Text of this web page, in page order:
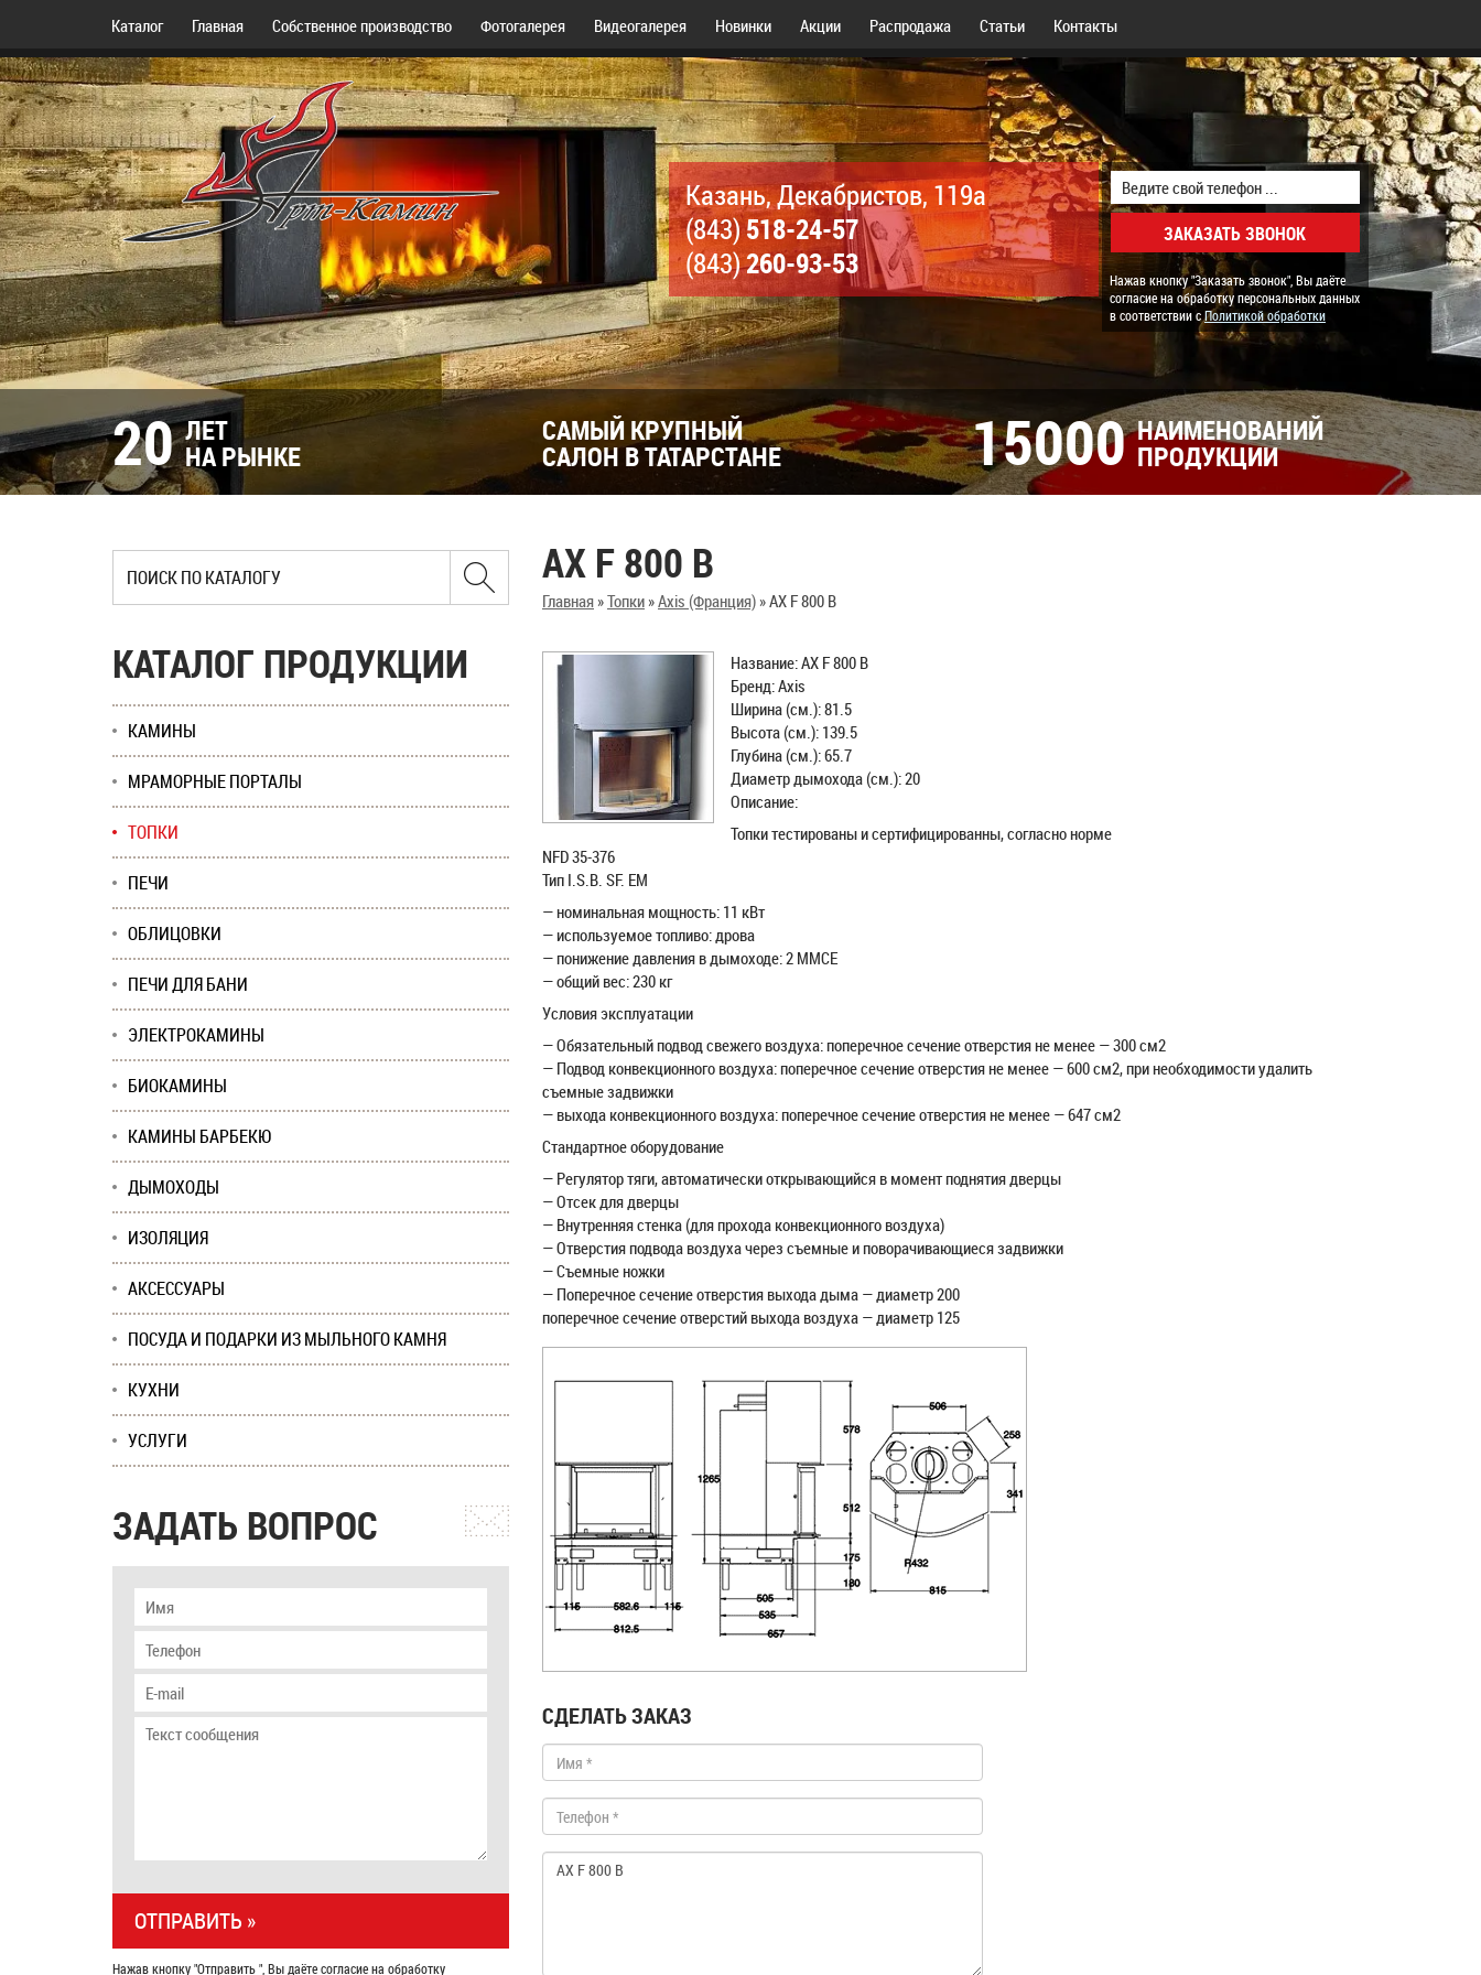
Каталог Главная Собственное производство Фотогалерея Видеогалерея Новинки Акции Распродажа Статьи Контакты
Казань, Декабристов, 119а
(843)518-24-57
(843)260-93-53
Нажав кнопку "Заказать звонок", Вы даёте
согласие на обработку персональных данных
в соответствии сПолитикой обработки
20 ЛЕТ
НА РЫНКЕ
САМЫЙ КРУПНЫЙ
САЛОН В ТАТАРСТАНЕ 15000 НАИМЕНОВАНИЙ
ПРОДУКЦИИ
AX F 800 B
Главная»Топки»Axis (Франция)»AX F 800 B
Название: AX F 800 B
Бренд: Axis
Ширина (см.): 81.5
Высота (см.): 139.5
Глубина (см.): 65.7
Диаметр дымохода (см.): 20
Описание:
Топки тестированы и сертифицированны, согласно норме
NFD 35-376
Тип I.S.B. SF. EM
— номинальная мощность: 11 кВт
— используемое топливо: дрова
— понижение давления в дымоходе: 2 MMCE
— общий вес: 230 кг
Условия эксплуатации
— Обязательный подвод свежего воздуха: поперечное сечение отверстия не менее — 300 см2
— Подвод конвекционного воздуха: поперечное сечение отверстия не менее — 600 см2, при необходимости удалить
съемные задвижки
— выхода конвекционного воздуха: поперечное сечение отверстия не менее — 647 см2
Стандартное оборудование
— Регулятор тяги, автоматически открывающийся в момент поднятия дверцы
— Отсек для дверцы
— Внутренняя стенка (для прохода конвекционного воздуха)
— Отверстия подвода воздуха через съемные и поворачивающиеся задвижки
— Съемные ножки
— Поперечное сечение отверстия выхода дыма — диаметр 200
поперечное сечение отверстий выхода воздуха — диаметр 125
СДЕЛАТЬ ЗАКАЗ
КАТАЛОГ ПРОДУКЦИИ
КАМИНЫ
МРАМОРНЫЕ ПОРТАЛЫ
ТОПКИ
ПЕЧИ
ОБЛИЦОВКИ
ПЕЧИ ДЛЯ БАНИ
ЭЛЕКТРОКАМИНЫ
БИОКАМИНЫ
КАМИНЫ БАРБЕКЮ
ДЫМОХОДЫ
ИЗОЛЯЦИЯ
АКСЕССУАРЫ
ПОСУДА И ПОДАРКИ ИЗ МЫЛЬНОГО КАМНЯ
КУХНИ
УСЛУГИ
ЗАДАТЬ ВОПРОС
Нажав кнопку "Отправить ", Вы даёте согласие на обработку